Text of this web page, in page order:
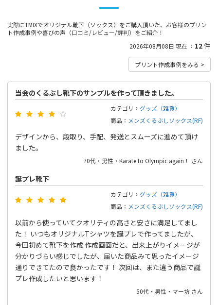
実際にTMIXでオリジナル靴下（ソックス）をご購入頂いた、お客様のプリン
ト作成事例や喜びの声（口コミ/レビュー/評判）をご紹介！
2026年08月08日 現在 ： 12件
プリント作成事例をみる >
当会のくるぶし靴下のサンプルを作って頂きました。
カテゴリ： グッズ（雑貨）
商品： メンズくるぶしソックス(RF)
デザインから、段取り、手配、発送とスムーズに進めて頂け
ました。
70代・男性・Karate to Olympic again！ さん
誕プレ靴下
カテゴリ： グッズ（雑貨）
商品： メンズくるぶしソックス(RF)
以前から使っていてクオリティの高さと安さに満足してまし
た！ いつもオリジナルTシャツを誕プレで作ってましたが、
今回初めて靴下を作成 作成画面だと、出来上がりイメージが
分かりづらい感じでしたが、届いた商品みて思ったイメージ
通りできてたので良かったです！ 次回は、また違う商品で誕
プレ作成したいと思います！
50代・男性・マー坊 さん